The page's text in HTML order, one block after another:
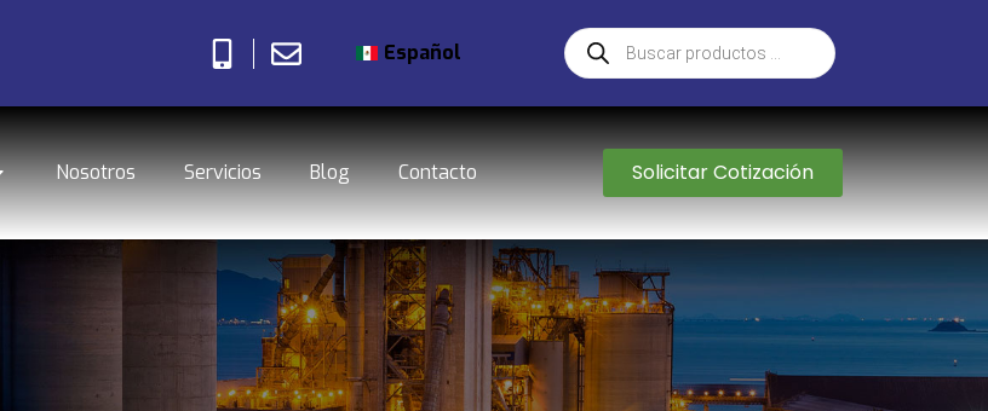
Español
Nosotros Servicios Blog Contacto Solicitar Cotización